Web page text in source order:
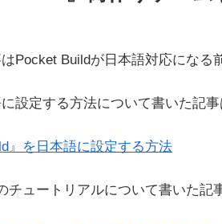
Pocket Buildが日本語対応になる
設定する方法について書いた記
』を日本語に設定する方法
チュートリアルについて書いた記